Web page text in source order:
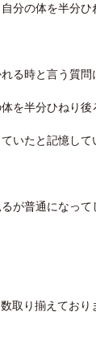
分の体を半分ひ
る時と言う質問
を半分ひねり後
いたと記憶して
が普通になっ
取り揃えており